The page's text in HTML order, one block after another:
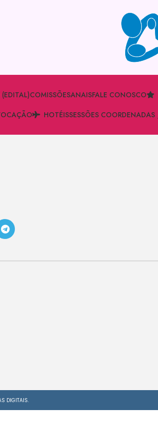
COMISSÕESANAISFALE CONOSCO
HOTÉISSESSÕES COORDENADAS
DIGITAIS.